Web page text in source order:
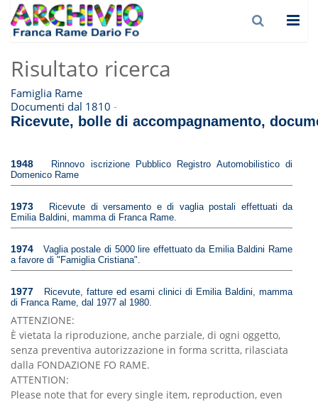
Risultato ricerca
Famiglia Rame
Documenti dal 1810 -
Ricevute, bolle di accompagnamento,
1948
Rinnovo iscrizione Pubblico Registro Automobilistico di
Domenico Rame
1973
Ricevute di versamento e di vaglia postali effettuati da
Emilia Baldini, mamma di Franca Rame.
1974
Vaglia postale di 5000 lire effettuato da Emilia Baldini Rame
a favore di "Famiglia Cristiana".
1977
Ricevute, fatture ed esami clinici di Emilia Baldini, mamma
di Franca Rame, dal 1977 al 1980.
ATTENZIONE:
È vietata la riproduzione, anche parziale, di ogni oggetto,
senza preventiva autorizzazione in forma scritta, rilasciata
dalla FONDAZIONE FO RAME.
ATTENTION:
Please note that for every single item, reproduction, even